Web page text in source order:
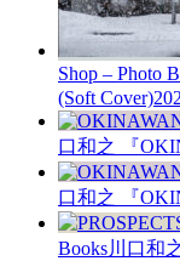
Shop – Photo
(Soft Cover)
口和之 『
口和之 『
Books川口和